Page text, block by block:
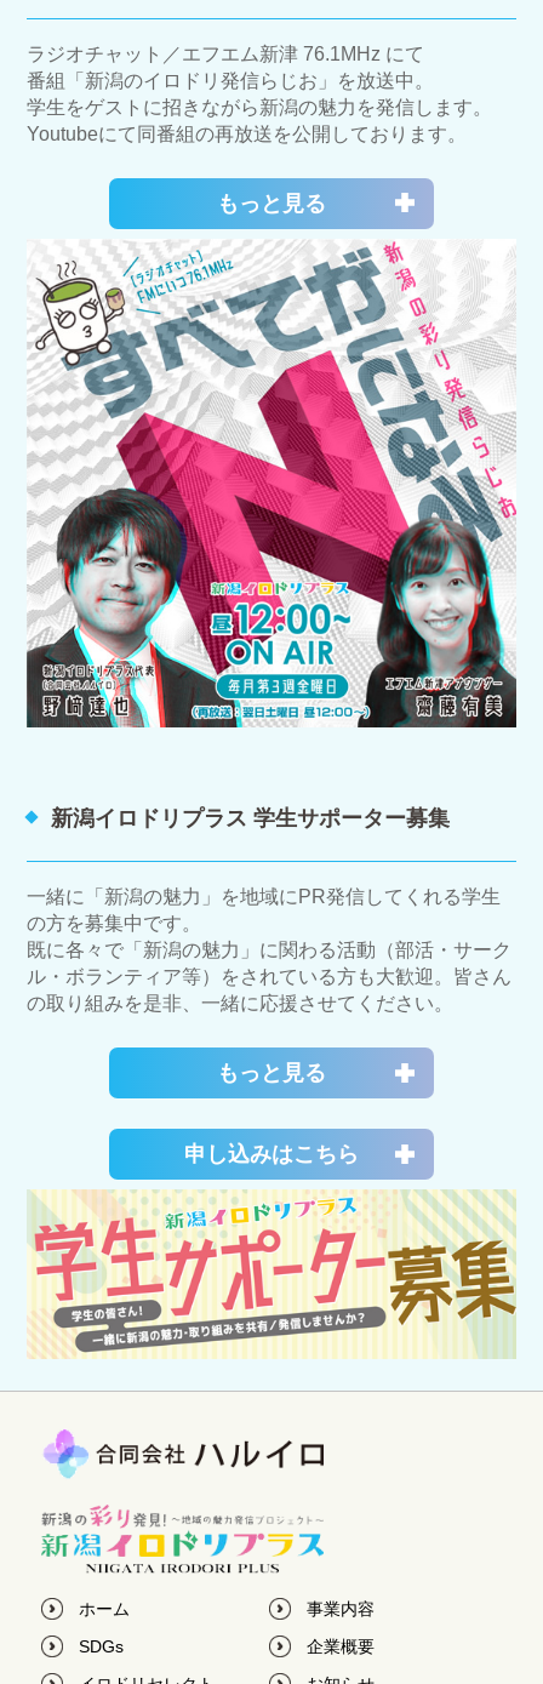
ラジオチャット／エフエム新津 76.1MHz にて
番組「新潟のイロドリ発信らじお」を放送中。
学生をゲストに招きながら新潟の魅力を発信します。
Youtubeにて同番組の再放送を公開しております。
もっと見る
新潟イロドリプラス 学生サポーター募集
一緒に「新潟の魅力」を地域にPR発信してくれる学生
の方を募集中です。
既に各々で「新潟の魅力」に関わる活動（部活・サーク
ル・ボランティア等）をされている方も大歓迎。皆さん
の取り組みを是非、一緒に応援させてください。
もっと見る
申し込みはこちら
ホーム
事業内容
SDGs
企業概要